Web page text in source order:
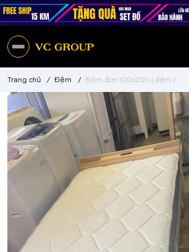
Trang chủ / Đệm / Đệm đơn 100x200 ( đệm )